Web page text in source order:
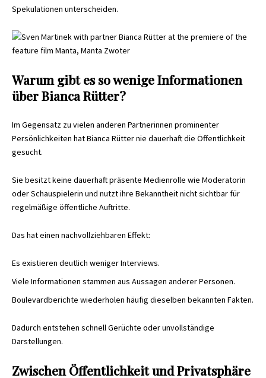
Spekulationen unterscheiden.
Warum gibt es so wenige Informationen
über Bianca Rütter?
Im Gegensatz zu vielen anderen Partnerinnen prominenter
Persönlichkeiten hat Bianca Rütter nie dauerhaft die Öffentlichkeit
gesucht.
Sie besitzt keine dauerhaft präsente Medienrolle wie Moderatorin
oder Schauspielerin und nutzt ihre Bekanntheit nicht sichtbar für
regelmäßige öffentliche Auftritte.
Das hat einen nachvollziehbaren Effekt:
Es existieren deutlich weniger Interviews.
Viele Informationen stammen aus Aussagen anderer Personen.
Boulevardberichte wiederholen häufig dieselben bekannten Fakten.
Dadurch entstehen schnell Gerüchte oder unvollständige
Darstellungen.
Zwischen Öffentlichkeit und Privatsphäre